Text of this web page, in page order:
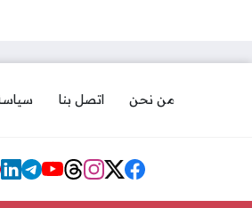
من نحن اتصل بنا
مواقع